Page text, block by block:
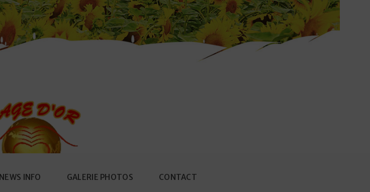
NEWS INFO GALERIE PHOTOS CONTACT